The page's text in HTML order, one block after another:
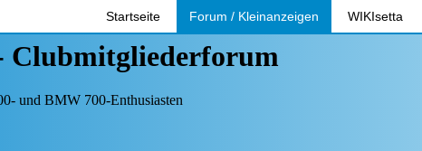
Startseite Forum / Kleinanzeigen WIKIsetta
Clubmitgliederforum
und BMW 700-Enthusiasten